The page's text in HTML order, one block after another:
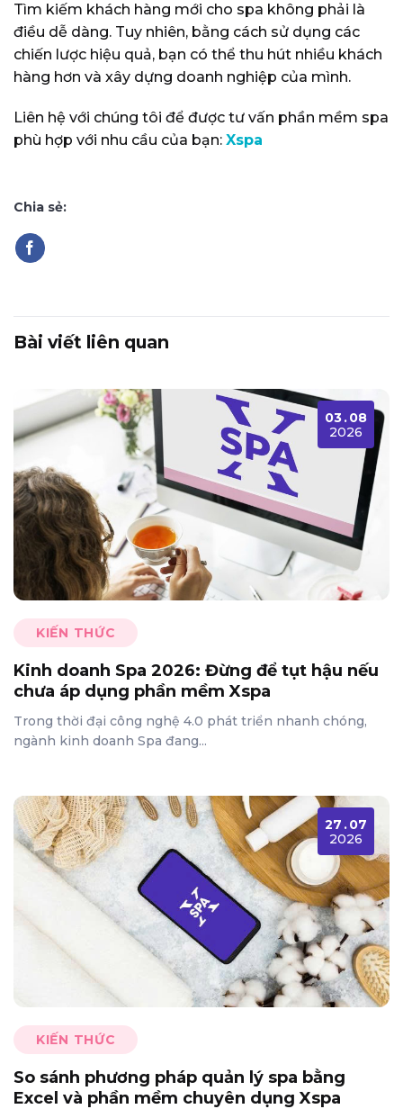
Tìm kiếm khách hàng mới cho spa không phải là
điều dễ dàng. Tuy nhiên, bằng cách sử dụng các
chiến lược hiệu quả, bạn có thể thu hút nhiều khách
hàng hơn và xây dựng doanh nghiệp của mình.
Liên hệ với chúng tôi để được tư vấn phần mềm spa
phù hợp với nhu cầu của bạn: Xspa
Chia sẻ:
Bài viết liên quan
KIẾN THỨC
Kinh doanh Spa 2026: Đừng để tụt hậu nếu
chưa áp dụng phần mềm Xspa
Trong thời đại công nghệ 4.0 phát triển nhanh chóng,
ngành kinh doanh Spa đang...
03.08
2026
KIẾN THỨC
So sánh phương pháp quản lý spa bằng
Excel và phần mềm chuyên dụng Xspa
27 .07
2026